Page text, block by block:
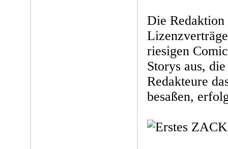
Die Redaktion
riesigen
Storys aus,
Redakteure
besaßen,